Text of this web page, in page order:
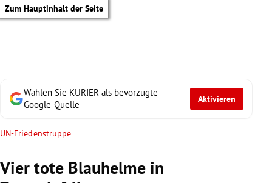
Zum Hauptinhalt der Seite
Wählen Sie KURIER als bevorzugte
Google-Quelle
Aktivieren
UN-Friedenstruppe
Vier tote Blauhelme in